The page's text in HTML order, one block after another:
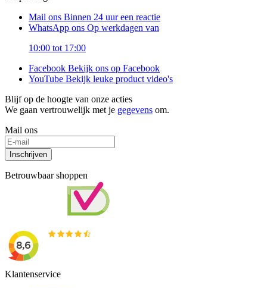
Mail ons Binnen 24 uur een reactie
WhatsApp ons Op werkdagen van
10:00 tot 17:00
Facebook Bekijk ons op Facebook
YouTube Bekijk leuke product video's
Blijf op de hoogte van onze acties
We gaan vertrouwelijk met je gegevens om.
Mail ons
Inschrijven
Betrouwbaar shoppen
Klantenservice